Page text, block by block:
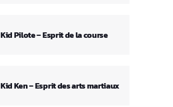
Kid Pilote – Esprit de la course
Kid Ken – Esprit des arts martiaux